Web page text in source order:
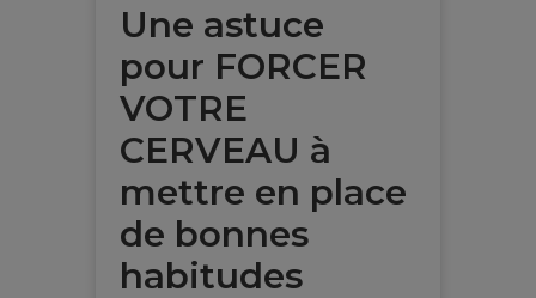
Une astuce
pour FORCER
VOTRE
CERVEAU à
mettre en place
de bonnes
habitudes